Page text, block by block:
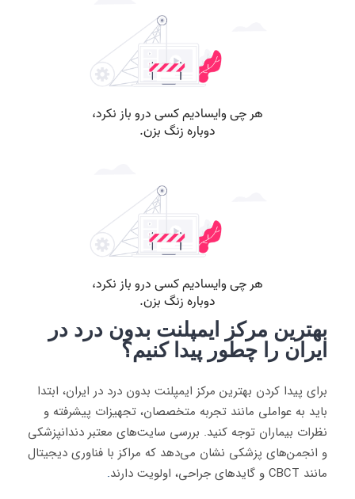
بهترین مرکز ایمپلنت بدون درد در
ایران را چطور پیدا کنیم؟
برای پیدا کردن بهترین مرکز ایمپلنت بدون درد در ایران، ابتدا
باید به عواملی مانند تجربه متخصصان، تجهیزات پیشرفته و
نظرات بیماران توجه کنید. بررسی سایت‌های معتبر دندانپزشکی
و انجمن‌های پزشکی نشان می‌دهد که مراکز با فناوری دیجیتال
مانند CBCT و گایدهای جراحی، اولویت دارند
.